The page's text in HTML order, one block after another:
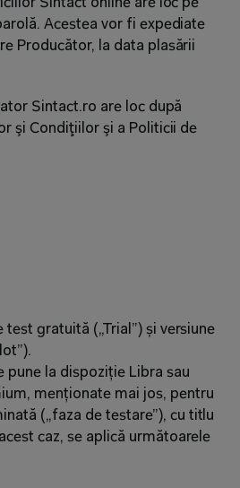
Sintact online are loc pe
Acestea vor fi expediate
Producător, la data plasării
Sintact.ro are loc după
şi Condiţiilor şi a Politicii de
test gratuită („Trial”) și versiune
pune la dispoziție Libra sau
menționate mai jos, pentru
(„faza de testare”), cu titlu
caz, se aplică următoarele